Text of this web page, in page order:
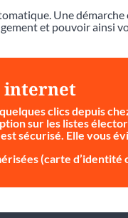
Une
et pouvoir ainsi
internet
clics depuis
sur les listes
sécurisé. Elle vous
(carte